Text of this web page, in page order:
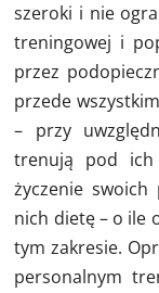
szeroki i nie
treningowej i
przez
przede
– przy
trenują pod ich
życzenie swoich
nich dietę – o ile
tym zakresie.
personalnym